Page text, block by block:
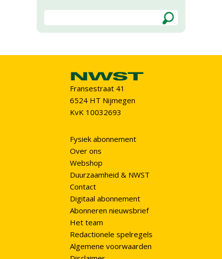
Fransestraat 41
6524 HT Nijmegen
KvK 10032693
Fysiek abonnement
Over ons
Webshop
Duurzaamheid & NWST
Contact
Digitaal abonnement
Abonneren nieuwsbrief
Het team
Redactionele spelregels
Algemene voorwaarden